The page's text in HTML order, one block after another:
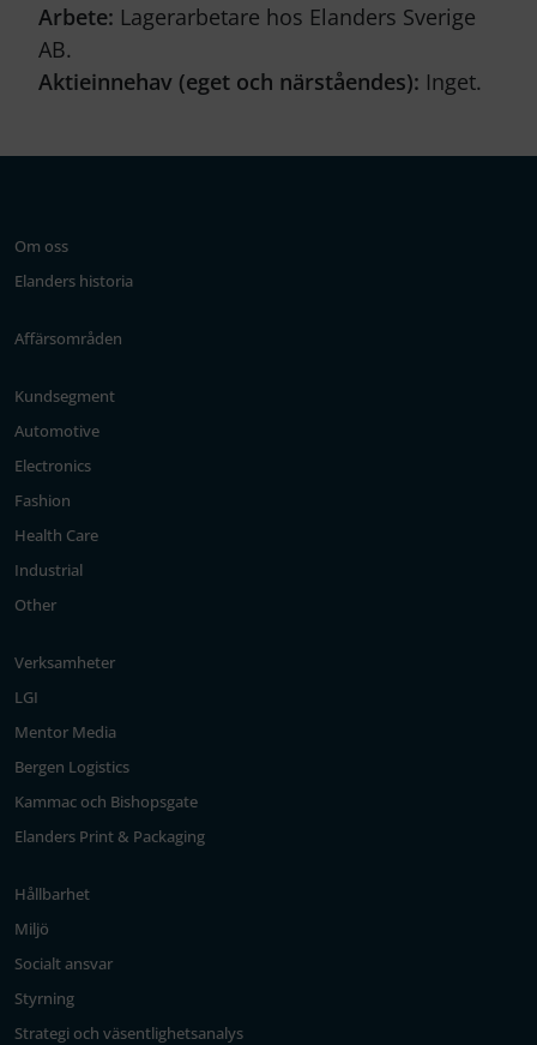
Arbete: Lagerarbetare hos Elanders Sverige
AB.
Aktieinnehav (eget och närståendes): Inget.
Om oss
Elanders historia
Affärsområden
Kundsegment
Automotive
Electronics
Fashion
Health Care
Industrial
Other
Verksamheter
LGI
Mentor Media
Bergen Logistics
Kammac och Bishopsgate
Elanders Print & Packaging
Hållbarhet
Miljö
Socialt ansvar
Styrning
Strategi och väsentlighetsanalys